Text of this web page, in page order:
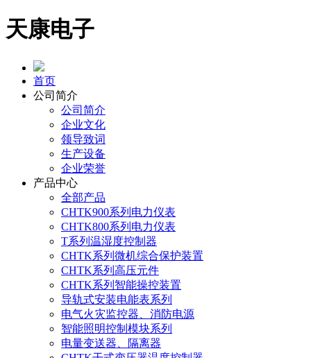
天康电子
首页
公司简介
公司简介
企业文化
领导致词
生产设备
企业荣誉
产品中心
全部产品
CHTK900系列电力仪表
CHTK800系列电力仪表
T系列温湿度控制器
CHTK系列微机综合保护装置
CHTK系列高压元件
CHTK系列智能操控装置
导轨式安装电能表系列
电气火灾监控器、消防电源
智能照明控制模块系列
电量变送器、隔离器